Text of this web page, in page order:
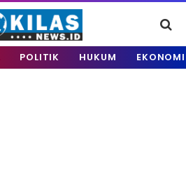
POLITIK HUKUM EKONOMI